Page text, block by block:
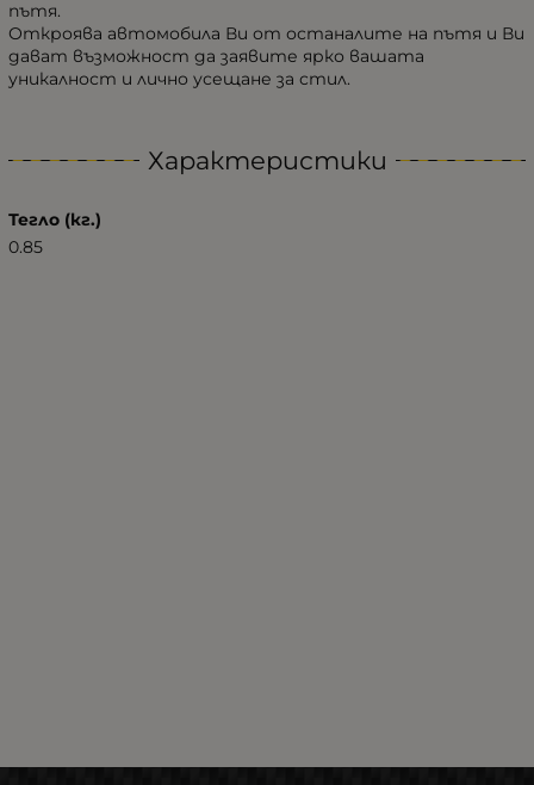
пътя.
Откроява автомобила Ви от останалите на пътя и Ви
дават възможност да заявите ярко вашата
уникалност и лично усещане за стил.
Характеристики
Тегло (кг.)
0.85